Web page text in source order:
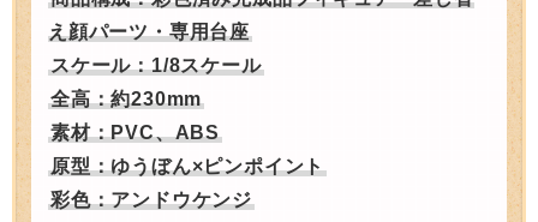
え顔パーツ・専用台座
スケール：1/8スケール
全高：約230mm
素材：PVC、ABS
原型：ゆうぼん×ピンポイント
彩色：アンドウケンジ